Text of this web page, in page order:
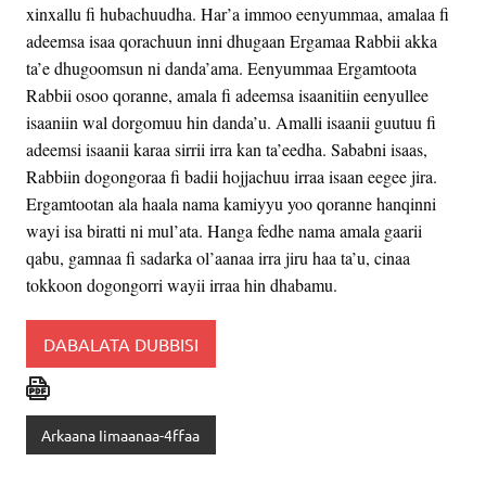
xinxallu fi hubachuudha. Har’a immoo eenyummaa, amalaa fi
adeemsa isaa qorachuun inni dhugaan Ergamaa Rabbii akka
ta’e dhugoomsun ni danda’ama. Eenyummaa Ergamtoota
Rabbii osoo qoranne, amala fi adeemsa isaanitiin eenyullee
isaaniin wal dorgomuu hin danda’u. Amalli isaanii guutuu fi
adeemsi isaanii karaa sirrii irra kan ta’eedha. Sababni isaas,
Rabbiin dogongoraa fi badii hojjachuu irraa isaan eegee jira.
Ergamtootan ala haala nama kamiyyu yoo qoranne hanqinni
wayi isa biratti ni mul’ata. Hanga fedhe nama amala gaarii
qabu, gamnaa fi sadarka ol’aanaa irra jiru haa ta’u, cinaa
tokkoon dogongorri wayii irraa hin dhabamu.
DABALATA DUBBISI
Arkaana Iimaanaa-4ffaa